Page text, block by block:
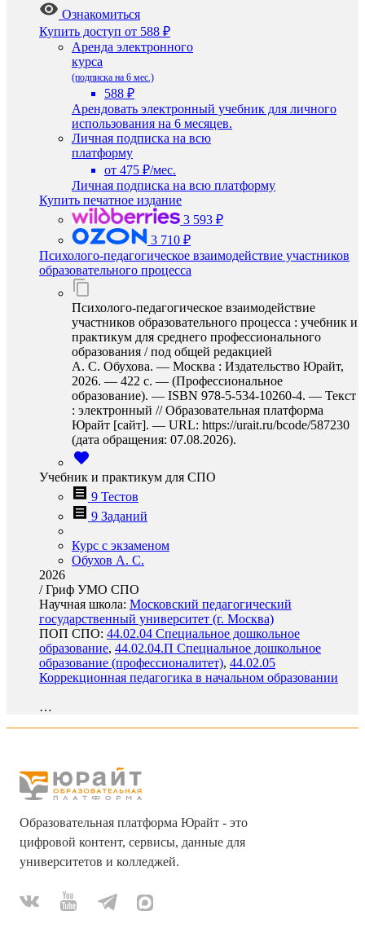
Ознакомиться
Купить доступ от 588 ₽
Аренда электронного
курса
(подписка на 6 мес.)
588 ₽
Арендовать электронный учебник для личного
использования на 6 месяцев.
Личная подписка на всю
платформу
от 475 ₽/мес.
Личная подписка на всю платформу
Купить печатное издание
3 593 ₽
3 710 ₽
Психолого-педагогическое взаимодействие участников
образовательного процесса
Психолого-педагогическое взаимодействие
участников образовательного процесса : учебник и
практикум для среднего профессионального
образования / под общей редакцией
А. С. Обухова. — Москва : Издательство Юрайт,
2026. — 422 с. — (Профессиональное
образование). — ISBN 978-5-534-10260-4. — Текст
: электронный // Образовательная платформа
Юрайт [сайт]. — URL: https://urait.ru/bcode/587230
(дата обращения: 07.08.2026).
Учебник и практикум для СПО
9 Тестов
9 Заданий
Курс с экзаменом
Обухов А. С.
2026
/Гриф УМО СПО
Научная школа: Московский педагогический
государственный университет (г. Москва)
ПОП СПО: 44.02.04 Специальное дошкольное
образование, 44.02.04.П Специальное дошкольное
образование (профессионалитет), 44.02.05
Коррекционная педагогика в начальном образовании
…
Образовательная платформа Юрайт - это
цифровой контент, сервисы, данные для
университетов и колледжей.